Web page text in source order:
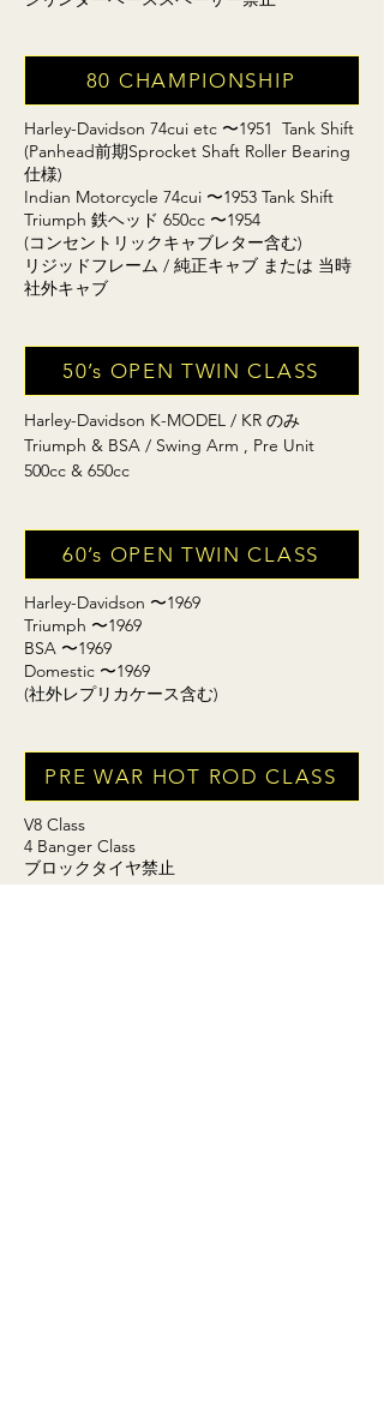
80 CHAMPIONSHIP
Harley-Davidson 74cui etc 〜1951 Tank Shift
(Panhead前期Sprocket Shaft Roller Bearing
仕様)
Indian Motorcycle 74cui 〜1953 Tank Shift
Triumph 鉄ヘッド 650cc 〜1954
(コンセントリックキャブレター含む)
リジッドフレーム / 純正キャブ または 当時
社外キャブ
50’s OPEN TWIN CLASS
Harley-Davidson K-MODEL / KR のみ
Triumph & BSA / Swing Arm , Pre Unit
500cc & 650cc
60’s OPEN TWIN CLASS
Harley-Davidson 〜1969
Triumph 〜1969
BSA 〜1969
Domestic 〜1969
(社外レプリカケース含む)
PRE WAR HOT ROD CLASS
V8 Class
4 Banger Class
ブロックタイヤ禁止